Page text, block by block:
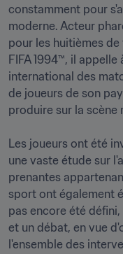
constamment pour
moderne. Acteur
pour les huitièmes
FIFA 1994™, il
international des
de joueurs de son
produire sur la scène
Les joueurs ont été
une vaste étude sur
prenantes
sport ont également
pas encore été défini,
et un débat, en vue
l'ensemble des